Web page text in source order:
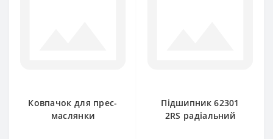
Ковпачок для прес-
маслянки
Підшипник 62301
2RS радіальний